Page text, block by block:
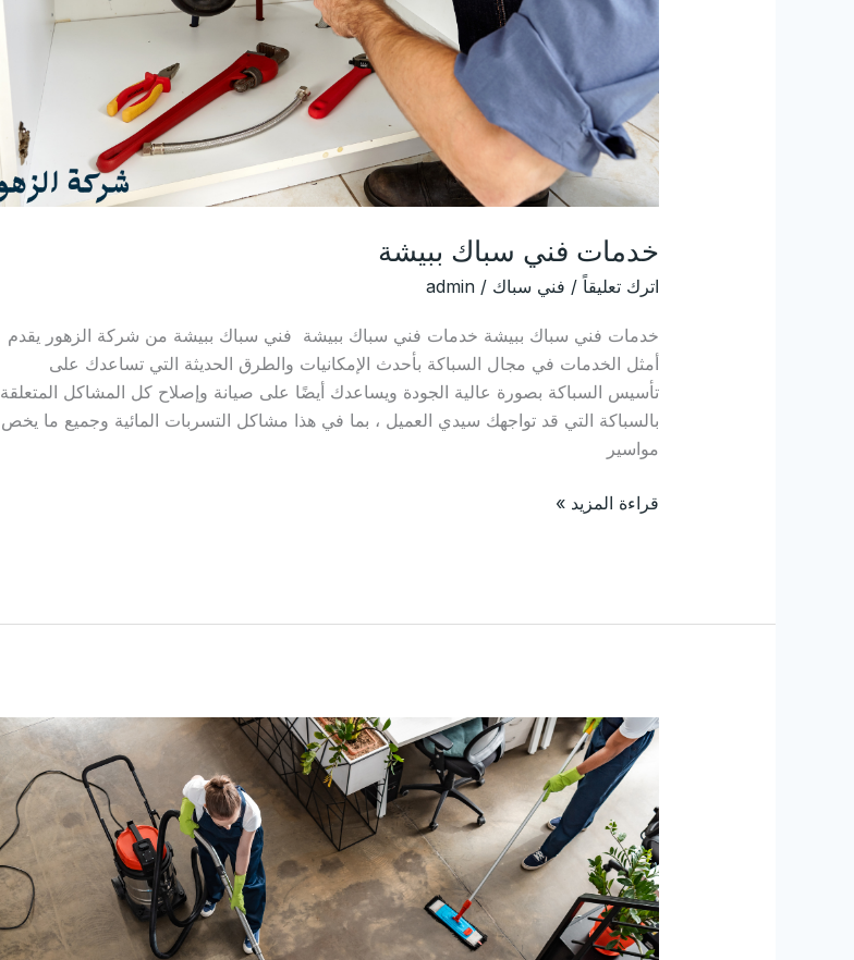
خدمات فني سباك ببيشة
اترك تعليقاً / فني سباك /
admin
خدمات فني سباك ببيشة خدمات فني سباك ببيشة فني سباك ببيشة من شركة الزهور يقدم
أمثل الخدمات في مجال السباكة بأحدث الإمكانيات والطرق الحديثة التي تساعدك على
تأسيس السباكة بصورة عالية الجودة ويساعدك أيضًا على صيانة وإصلاح كل المشاكل المتعلقة
بالسباكة التي قد تواجهك سيدي العميل ، بما في هذا مشاكل التسربات المائية وجميع ما يخص
مواسير
قراءة المزيد »
ارخص
شركة
تنظيف
منازل
ببيشة